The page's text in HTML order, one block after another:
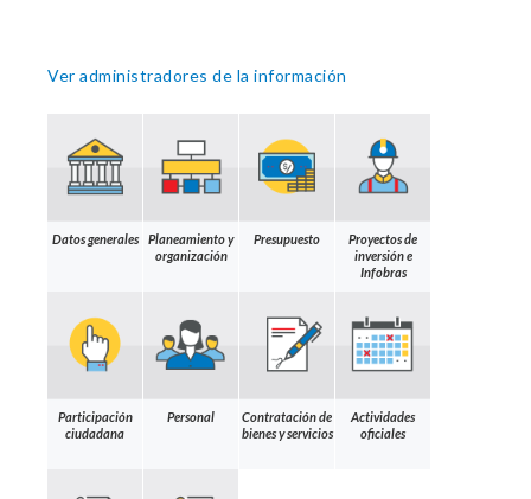
Ver administradores de la información
Datos generales
Planeamiento y
organización
Presupuesto
Proyectos de
inversión e
Infobras
Participación
ciudadana
Personal
Contratación de
bienes y servicios
Actividades
oficiales